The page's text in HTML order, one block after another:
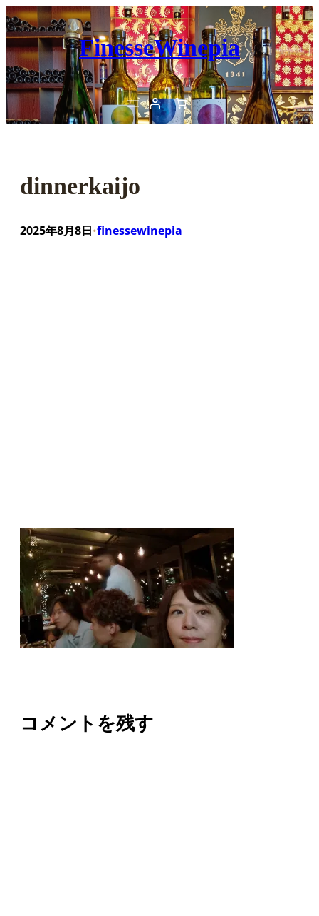
内
容
を
ス
キ
ッ
プ
FinesseWinepia
dinnerkaijo
2025年8月8日•finessewinepia
コメントを残す